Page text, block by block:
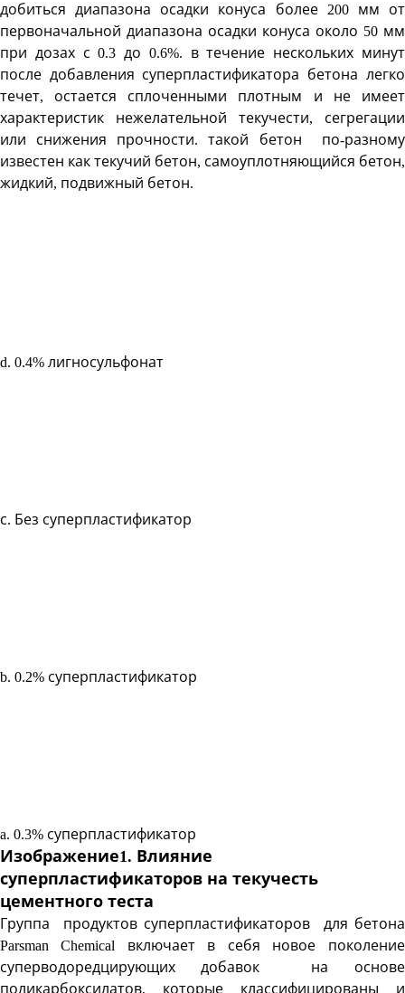
добиться диапазона осадки конуса более 200 мм от
первоначальной диапазона осадки конуса около 50 мм
при дозах с 0.3 до 0.6%. в течение нескольких минут
после добавления суперпластификатора бетона легко
течет, остается сплоченными плотным и не имеет
характеристик нежелательной текучести, сегрегации
или снижения прочности. такой бетон по-разному
известен как текучий бетон, самоуплотняющийся бетон,
жидкий, подвижный бетон.
d. 0.4% лигносульфонат
с. Без суперпластификатор
b. 0.2% суперпластификатор
a. 0.3% суперпластификатор
Изображение1. Влияние
суперпластификаторов на текучесть
цементного теста
Группа продуктов суперпластификаторов для бетона
Parsman Chemical включает в себя новое поколение
суперводоредцирующих добавок на основе
поликарбоксилатов, которые классифицированы и